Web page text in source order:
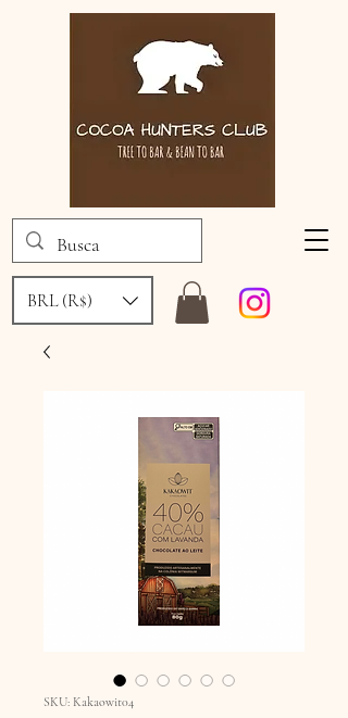
BRL (R$)
SKU: Kakaowit04